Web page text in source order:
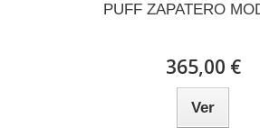
PUFF ZAPATERO
365,00 €
Ver